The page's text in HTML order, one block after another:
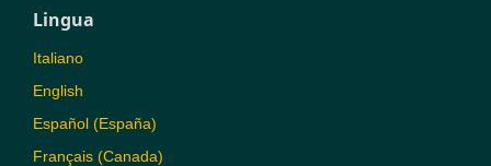
Lingua
Italiano
English
Español (España)
Français (Canada)